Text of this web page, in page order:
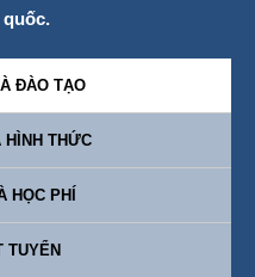
ĐÀO TẠO
THỨC
HỌC PHÍ
TUYỂN